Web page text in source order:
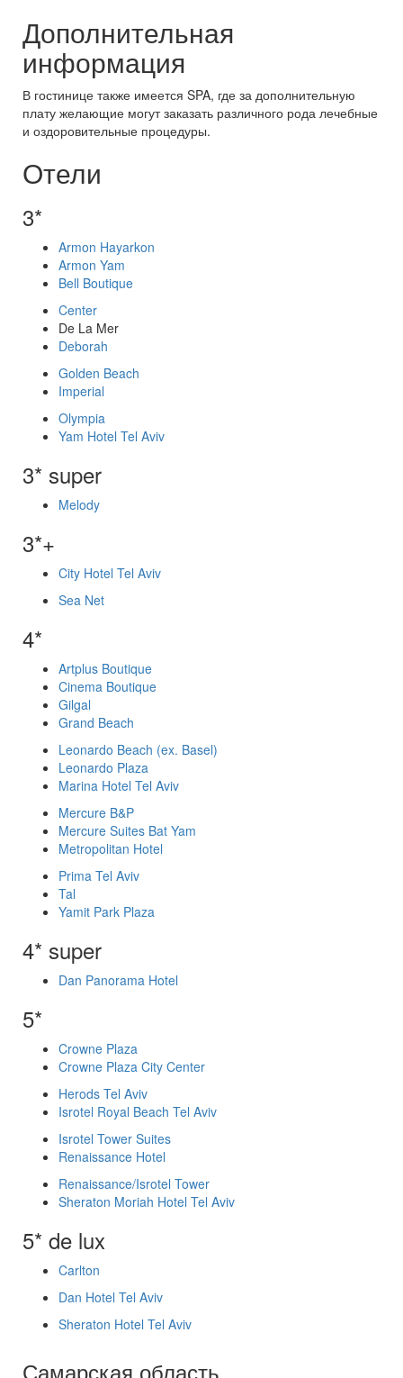
Дополнительная
информация
В гостинице также имеется SPA, где за дополнительную
плату желающие могут заказать различного рода лечебные
и оздоровительные процедуры.
Отели
3*
Armon Hayarkon
Armon Yam
Bell Boutique
Center
De La Mer
Deborah
Golden Beach
Imperial
Olympia
Yam Hotel Tel Aviv
3* super
Melody
3*+
City Hotel Tel Aviv
Sea Net
4*
Artplus Boutique
Cinema Boutique
Gilgal
Grand Beach
Leonardo Beach (ex. Basel)
Leonardo Plaza
Marina Hotel Tel Aviv
Mercure B&P
Mercure Suites Bat Yam
Metropolitan Hotel
Prima Tel Aviv
Tal
Yamit Park Plaza
4* super
Dan Panorama Hotel
5*
Crowne Plaza
Crowne Plaza City Center
Herods Tel Aviv
Isrotel Royal Beach Tel Aviv
Isrotel Tower Suites
Renaissance Hotel
Renaissance/Isrotel Tower
Sheraton Moriah Hotel Tel Aviv
5* de lux
Carlton
Dan Hotel Tel Aviv
Sheraton Hotel Tel Aviv
Самарская область